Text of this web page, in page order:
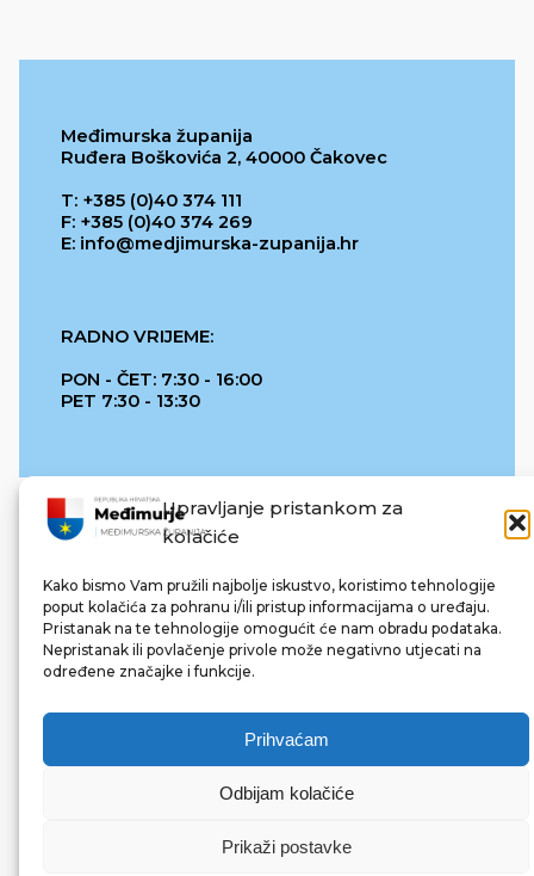
Upravljanje pristankom za
kolačiće
Kako bismo Vam pružili najbolje iskustvo, koristimo tehnologije
poput kolačića za pohranu i/ili pristup informacijama o uređaju.
Pristanak na te tehnologije omogućit će nam obradu podataka.
Nepristanak ili povlačenje privole može negativno utjecati na
određene značajke i funkcije.
Prihvaćam
Odbijam kolačiće
Prikaži postavke
Međimurska županija
Ruđera Boškovića 2, 40000 Čakovec
T: +385 (0)40 374 111
F: +385 (0)40 374 269
E: info@medjimurska-zupanija.hr
RADNO VRIJEME:
PON - ČET: 7:30 - 16:00
PET 7:30 - 13:30
REPUBLIKA HRVATSKA
© 2022 Međimurska županija. Sva prava pridržana.